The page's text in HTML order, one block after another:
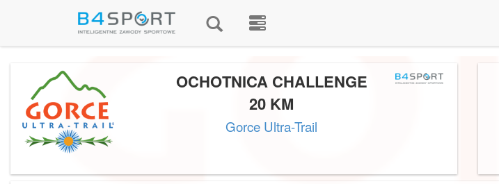
OCHOTNICA CHALLENGE
20 KM
Gorce Ultra-Trail